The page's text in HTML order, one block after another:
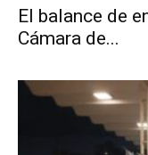
El balance de
Cámara de...